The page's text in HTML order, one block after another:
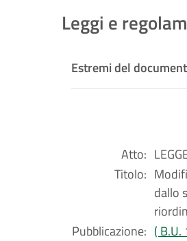
Leggi e
Estremi del
Atto:
Titolo:
dallo
Pubblicazione: (